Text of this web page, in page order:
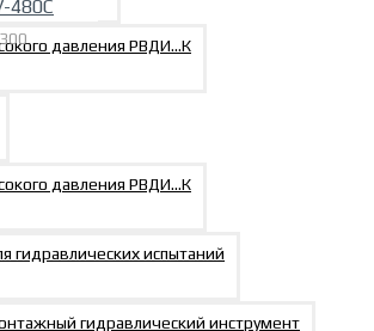
давления РВДИ…К
давления РВДИ…К
гидравлических испытаний
гидравлический инструмент